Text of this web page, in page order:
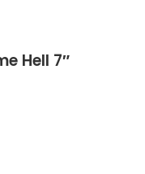
Hell 7″